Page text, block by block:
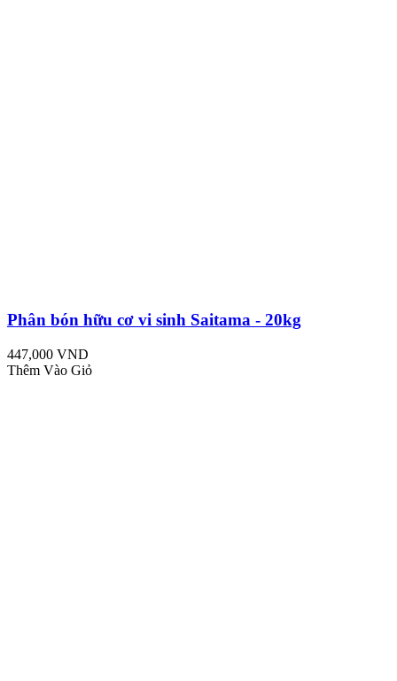
Phân bón hữu cơ vi sinh Saitama - 20kg
447,000 VND
Thêm Vào Giỏ